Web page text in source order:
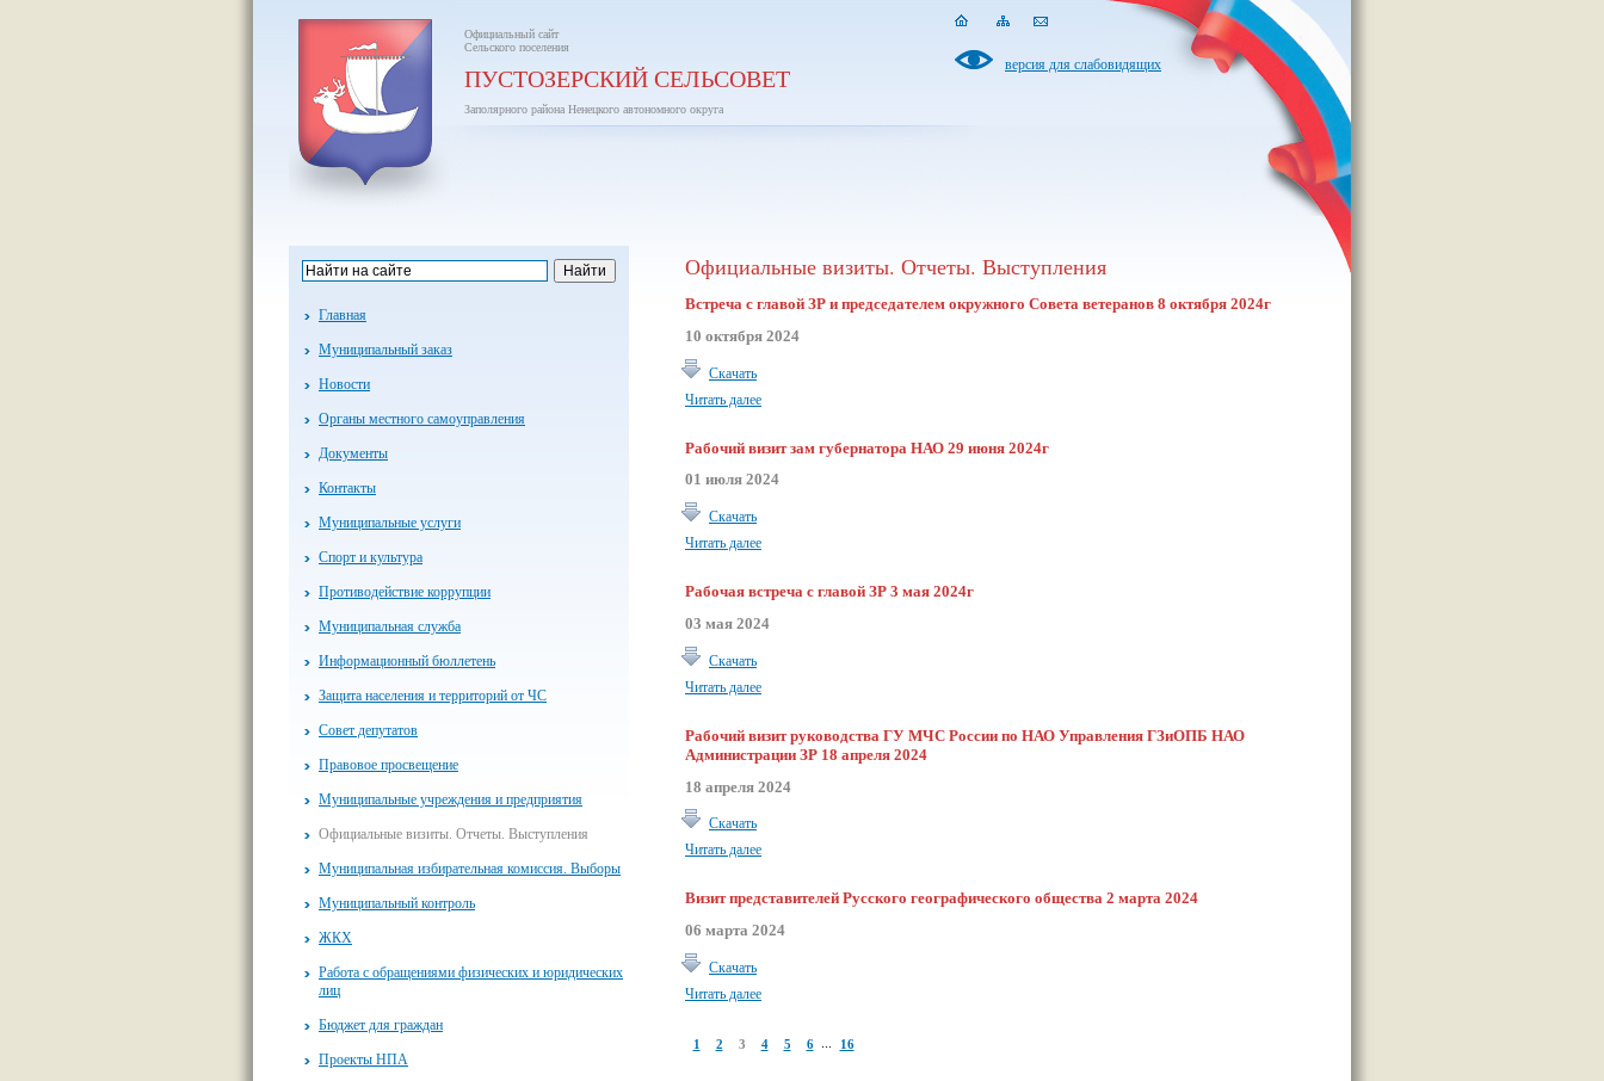
Официальный сайт
Сельского поселения
ПУСТОЗЕРСКИЙ СЕЛЬСОВЕТ
Заполярного района Ненецкого автономного округа
версия для слабовидящих
Главная
Муниципальный заказ
Новости
Органы местного самоуправления
Документы
Контакты
Муниципальные услуги
Спорт и культура
Противодействие коррупции
Муниципальная служба
Информационный бюллетень
Защита населения и территорий от ЧС
Совет депутатов
Правовое просвещение
Муниципальные учреждения и предприятия
Официальные визиты. Отчеты. Выступления
Муниципальная избирательная комиссия. Выборы
Муниципальный контроль
ЖКХ
Работа с обращениями физических и юридических
лиц
Бюджет для граждан
Проекты НПА
Официальные визиты. Отчеты. Выступления
Встреча с главой ЗР и председателем окружного Совета ветеранов 8 октября 2024г
10 октября 2024
Скачать
Читать далее
Рабочий визит зам губернатора НАО 29 июня 2024г
01 июля 2024
Скачать
Читать далее
Рабочая встреча с главой ЗР 3 мая 2024г
03 мая 2024
Скачать
Читать далее
Рабочий визит руководства ГУ МЧС России по НАО Управления ГЗиОПБ НАО
Администрации ЗР 18 апреля 2024
18 апреля 2024
Скачать
Читать далее
Визит представителей Русского географического общества 2 марта 2024
06 марта 2024
Скачать
Читать далее
1 2 3 4 5 6 16